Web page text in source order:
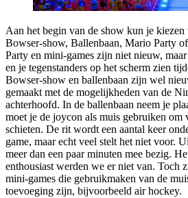
Aan het begin van de show kun je
Bowser-show, Ballenbaan, Mario Party
Party en mini-games zijn niet nieuw,
en je tegenstanders op het scherm zien
Bowser-show en ballenbaan zijn wel
gemaakt met de mogelijkheden van de
achterhoofd. In de ballenbaan neem je
moet je de joycon als muis gebruiken om
schieten. De rit wordt een aantal keer
game, maar echt veel stelt het niet voor.
meer dan een paar minuten mee bezig.
enthousiast werden we er niet van. Toch
mini-games die gebruikmaken van de
toevoeging zijn, bijvoorbeeld air hockey.